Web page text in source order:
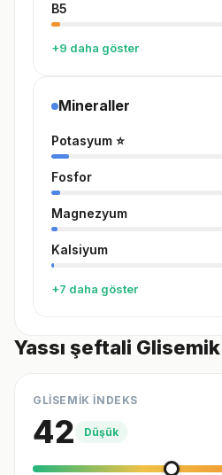
B5
+9 daha göster
Mineraller
Potasyum ⭐
Fosfor
Magnezyum
Kalsiyum
+7 daha göster
Yassı şeftali
GLİSEMİK İNDEKS
42 Düşük